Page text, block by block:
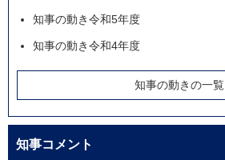
知事の動き令和5年度
知事の動き令和4年度
知事の動きの一覧
知事コメント